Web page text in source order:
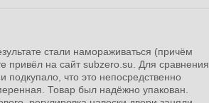
стали намораживаться (причём
привёл на сайт subzero.su. Для сравнения
что это непосредственно
Товар был надёжно упакован.